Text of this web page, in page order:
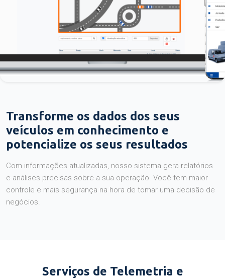
Transforme os dados dos seus
veículos em conhecimento e
potencialize os seus resultados
Com informações atualizadas, nosso sistema gera relatórios
e análises precisas sobre a sua operação. Você tem maior
controle e mais segurança na hora de tomar uma decisão de
negócios.
Serviços de Telemetria e